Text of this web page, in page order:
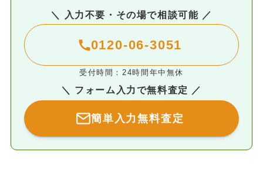
＼ 入力不要・その場で相談可能 ／
0120-06-3051
受付時間：24時間年中無休
＼ フォーム入力で無料査定 ／
簡単入力無料査定